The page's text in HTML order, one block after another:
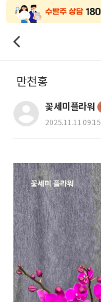
만천홍
꽃세미플라워
2025.11.11 09:15